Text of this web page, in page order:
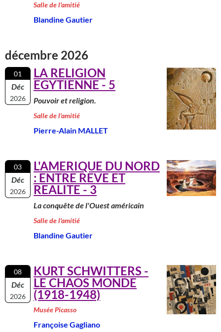
Salle de l'amitié
Blandine Gautier
décembre 2026
01
Déc
2026
LA RELIGION
EGYTIENNE - 5
Pouvoir et religion.
Salle de l'amitié
Pierre-Alain MALLET
03
Déc
2026
L'AMERIQUE DU NORD
: ENTRE REVE ET
REALITE - 3
La conquête de l'Ouest américain
Salle de l'amitié
Blandine Gautier
08
Déc
2026
KURT SCHWITTERS -
LE CHAOS MONDE
(1918-1948)
Musée Picasso
Françoise Gagliano